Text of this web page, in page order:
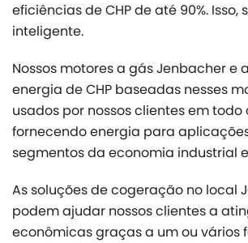
eficiências de CHP de até 90%. Isso,
inteligente.
Nossos motores a gás Jenbacher e
energia de CHP baseadas nesses
usados por nossos clientes em todo
fornecendo energia para
segmentos da economia industrial
As soluções de cogeração no local
podem ajudar nossos clientes a
econômicas graças a um ou vários